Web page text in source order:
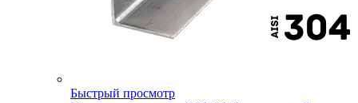
Быстрый просмотр